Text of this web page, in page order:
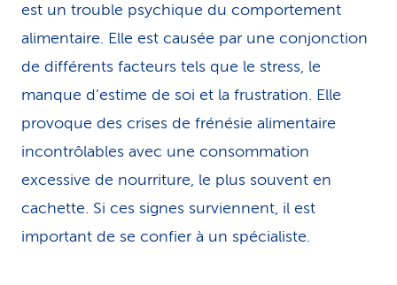
est un trouble psychique du comportement
alimentaire. Elle est causée par une conjonction
de différents facteurs tels que le stress, le
manque d’estime de soi et la frustration. Elle
provoque des crises de frénésie alimentaire
incontrôlables avec une consommation
excessive de nourriture, le plus souvent en
cachette. Si ces signes surviennent, il est
important de se confier à un spécialiste.